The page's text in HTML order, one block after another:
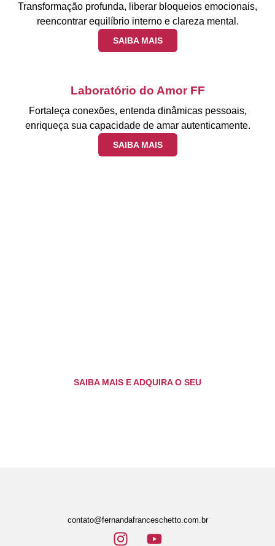
Transformação profunda, liberar bloqueios emocionais,
reencontrar equilíbrio interno e clareza mental.
SAIBA MAIS
Laboratório do Amor FF
Fortaleça conexões, entenda dinâmicas pessoais,
enriqueça sua capacidade de amar autenticamente.
SAIBA MAIS
SAIBA MAIS E ADQUIRA O SEU
contato@fernandafranceschetto.com.br